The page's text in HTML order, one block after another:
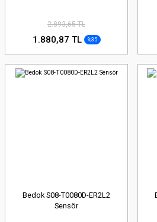
2.893,65 TL
1.880,87 TL %35
Bedok S08-T0080D-ER2L2
Sensör